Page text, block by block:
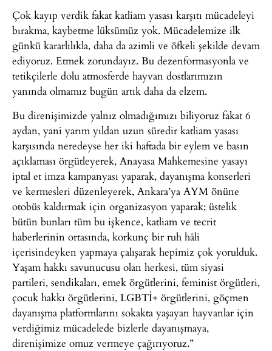
Çok kayıp verdik fakat katliam yasası karşıtı mücadeleyi
bırakma, kaybetme lüksümüz yok. Mücadelemize ilk
günkü kararlılıkla, daha da azimli ve öfkeli şekilde devam
ediyoruz. Etmek zorundayız. Bu dezenformasyonla ve
tetikçilerle dolu atmosferde hayvan dostlarımızın
yanında olmamız bugün artık daha da elzem.
Bu direnişimizde yalnız olmadığımızı biliyoruz fakat 6
aydan, yani yarım yıldan uzun süredir katliam yasası
karşısında neredeyse her iki haftada bir eylem ve basın
açıklaması örgütleyerek, Anayasa Mahkemesine yasayı
iptal et imza kampanyası yaparak, dayanışma konserleri
ve kermesleri düzenleyerek, Ankara’ya AYM önüne
otobüs kaldırmak için organizasyon yaparak; üstelik
bütün bunları tüm bu işkence, katliam ve tecrit
haberlerinin ortasında, korkunç bir ruh hâli
içerisindeyken yapmaya çalışarak hepimiz çok yorulduk.
Yaşam hakkı savunucusu olan herkesi, tüm siyasi
partileri, sendikaları, emek örgütlerini, feminist örgütleri,
çocuk hakkı örgütlerini, LGBTİ+ örgütlerini, göçmen
dayanışma platformlarını sokakta yaşayan hayvanlar için
verdiğimiz mücadelede bizlerle dayanışmaya,
direnişimize omuz vermeye çağırıyoruz.”